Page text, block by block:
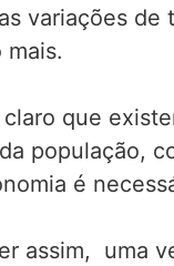
variações
que
população,
é
assim, uma